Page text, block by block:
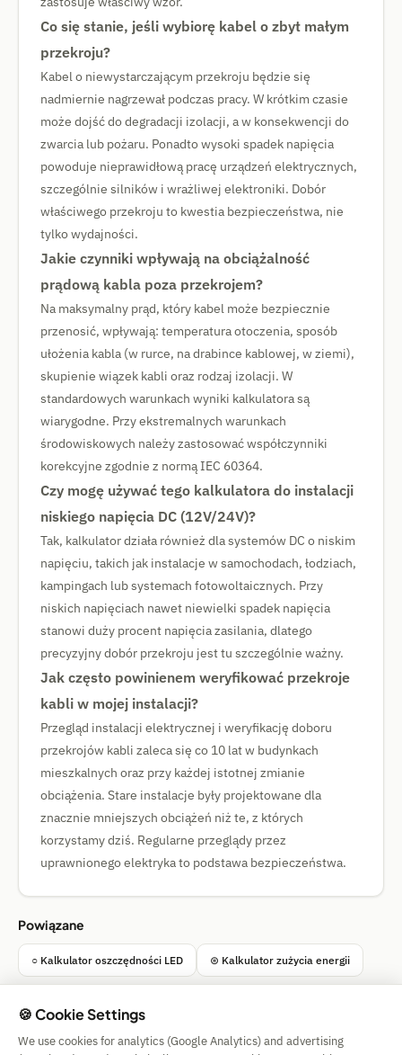
Co się stanie, jeśli wybiorę kabel o zbyt małym
przekroju?
Kabel o niewystarczającym przekroju będzie się
nadmiernie nagrzewał podczas pracy. W krótkim czasie
może dojść do degradacji izolacji, a w konsekwencji do
zwarcia lub pożaru. Ponadto wysoki spadek napięcia
powoduje nieprawidłową pracę urządzeń elektrycznych,
szczególnie silników i wrażliwej elektroniki. Dobór
właściwego przekroju to kwestia bezpieczeństwa, nie
tylko wydajności.
Jakie czynniki wpływają na obciążalność
prądową kabla poza przekrojem?
Na maksymalny prąd, który kabel może bezpiecznie
przenosić, wpływają: temperatura otoczenia, sposób
ułożenia kabla (w rurce, na drabince kablowej, w ziemi),
skupienie wiązek kabli oraz rodzaj izolacji. W
standardowych warunkach wyniki kalkulatora są
wiarygodne. Przy ekstremalnych warunkach
środowiskowych należy zastosować współczynniki
korekcyjne zgodnie z normą IEC 60364.
Czy mogę używać tego kalkulatora do instalacji
niskiego napięcia DC (12V/24V)?
Tak, kalkulator działa również dla systemów DC o niskim
napięciu, takich jak instalacje w samochodach, łodziach,
kampingach lub systemach fotowoltaicznych. Przy
niskich napięciach nawet niewielki spadek napięcia
stanowi duży procent napięcia zasilania, dlatego
precyzyjny dobór przekroju jest tu szczególnie ważny.
Jak często powinienem weryfikować przekroje
kabli w mojej instalacji?
Przegląd instalacji elektrycznej i weryfikację doboru
przekrojów kabli zaleca się co 10 lat w budynkach
mieszkalnych oraz przy każdej istotnej zmianie
obciążenia. Stare instalacje były projektowane dla
znacznie mniejszych obciążeń niż te, z których
korzystamy dziś. Regularne przeglądy przez
uprawnionego elektryka to podstawa bezpieczeństwa.
Powiązane
○ Kalkulator oszczędności LED ⊛ Kalkulator zużycia energii
Simple Calculator
🍪 Cookie Settings
We use cookies for analytics (Google Analytics) and advertising